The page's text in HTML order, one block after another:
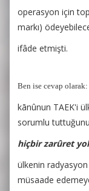
operasyon için
markı)
ifâde etmişti.
Ben ise cevap olarak:
kānûnun TAEK'i
sorumlu
hiçbir zarûret
ülkenin
müsaade